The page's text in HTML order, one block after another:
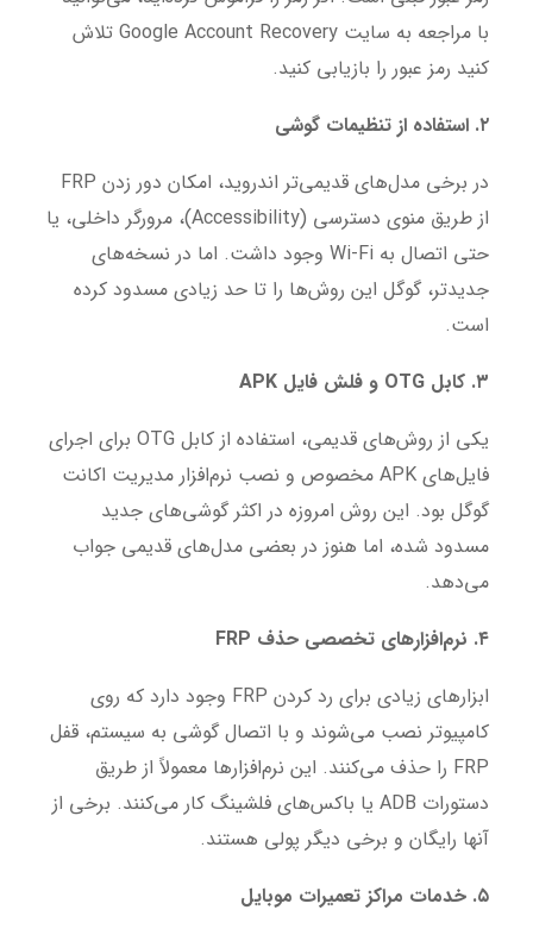
با مراجعه به سایت Google Account Recovery تلاش
کنید رمز عبور را بازیابی کنید.
۲.استفاده از تنظیمات گوشی
در برخی مدل‌های قدیمی‌تر اندروید، امکان دور زدن FRP
از طریق منوی دسترسی (Accessibility)، مرورگر داخلی، یا
حتی اتصال به Wi-Fi وجود داشت. اما در نسخه‌های
جدیدتر، گوگل این روش‌ها را تا حد زیادی مسدود کرده
است.
۳.کابل OTG و فلش فایل APK
یکی از روش‌های قدیمی، استفاده از کابل OTG برای اجرای
فایل‌های APK مخصوص و نصب نرم‌افزار مدیریت اکانت
گوگل بود. این روش امروزه در اکثر گوشی‌های جدید
مسدود شده، اما هنوز در بعضی مدل‌های قدیمی جواب
می‌دهد.
۴. نرم‌افزارهای تخصصی حذف
ابزارهای زیادی برای رد کردن FRP وجود دارد که روی
کامپیوتر نصب می‌شوند و با اتصال گوشی به سیستم، قفل
FRP را حذف می‌کنند. این نرم‌افزارها معمولاً از طریق
دستورات ADB یا باکس‌های فلشینگ کار می‌کنند. برخی از
آنها رایگان و برخی دیگر پولی هستند.
۵.خدمات مراکز تعمیرات موبایل